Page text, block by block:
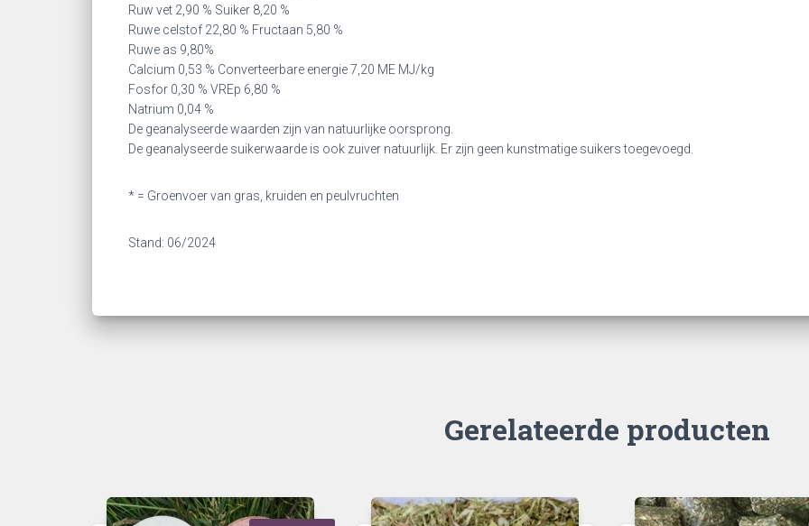
Ruw vet 2,90 % Suiker 8,20 %
Ruwe celstof 22,80 % Fructaan 5,80 %
Ruwe as 9,80%
Calcium 0,53 % Converteerbare energie 7,20 ME MJ/kg
Fosfor 0,30 % VREp 6,80 %
Natrium 0,04 %
De geanalyseerde waarden zijn van natuurlijke oorsprong.
De geanalyseerde suikerwaarde is ook zuiver natuurlijk. Er zijn geen kunstmatige suikers toegevoegd.
* = Groenvoer van gras, kruiden en peulvruchten
Stand: 06/2024
Gerelateerde producten